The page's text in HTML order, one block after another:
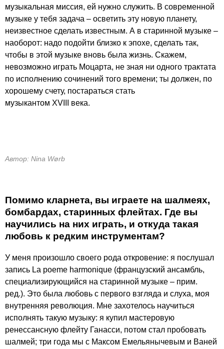
музыкальная миссия, ей нужно служить. В современной
музыке у тебя задача – осветить эту новую планету,
неизвестное сделать известным. А в старинной музыке –
наоборот: надо подойти близко к эпохе, сделать так,
чтобы в этой музыке вновь была жизнь. Скажем,
невозможно играть Моцарта, не зная ни одного трактата
по исполнению сочинений того времени; ты должен, по
хорошему счету, постараться стать
музыкантом XVIII века.
Автор: Nina Wørb
Помимо кларнета, вы играете на шалмеях,
бомбардах, старинных флейтах. Где вы
научились на них играть, и откуда такая
любовь к редким инструментам?
У меня произошло своего рода откровение: я послушал
запись La poeme harmonique (французский ансамбль,
специализирующийся на старинной музыке – прим.
ред.). Это была любовь с первого взгляда и слуха, моя
внутренняя революция. Мне захотелось научиться
исполнять такую музыку: я купил мастеровую
ренессансную флейту Ганасси, потом стал пробовать
шалмей; три года мы с Максом Емельянычевым и Ваней